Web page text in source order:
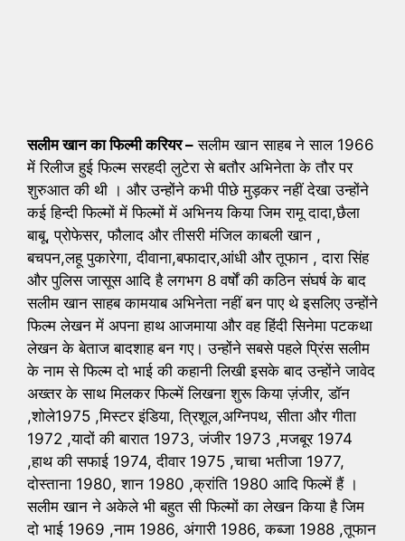
सलीम खान का फिल्मी करियर – सलीम खान साहब ने साल 1966
में रिलीज हुई फिल्म सरहदी लुटेरा से बतौर अभिनेता के तौर पर
शुरुआत की थी । और उन्होंने कभी पीछे मुड़कर नहीं देखा उन्होंने
कई हिन्दी फिल्मों में फिल्मों में अभिनय किया जिम रामू दादा,छैला
बाबू, प्रोफेसर, फौलाद और तीसरी मंजिल काबली खान ,
बचपन,लहू पुकारेगा, दीवाना,बफादार,आंधी और तूफान , दारा सिंह
और पुलिस जासूस आदि है लगभग 8 वर्षों की कठिन संघर्ष के बाद
सलीम खान साहब कामयाब अभिनेता नहीं बन पाए थे इसलिए उन्होंने
फिल्म लेखन में अपना हाथ आजमाया और वह हिंदी सिनेमा पटकथा
लेखन के बेताज बादशाह बन गए। उन्होंने सबसे पहले प्रिंस सलीम
के नाम से फिल्म दो भाई की कहानी लिखी इसके बाद उन्होंने जावेद
अख्तर के साथ मिलकर फिल्में लिखना शुरू किया ज़ंजीर, डॉन
,शोले1975 ,मिस्टर इंडिया, त्रिशूल,अग्निपथ, सीता और गीता
1972 ,यादों की बारात 1973, जंजीर 1973 ,मजबूर 1974
,हाथ की सफाई 1974, दीवार 1975 ,चाचा भतीजा 1977,
दोस्ताना 1980, शान 1980 ,क्रांति 1980 आदि फिल्में हैं ।
सलीम खान ने अकेले भी बहुत सी फिल्मों का लेखन किया है जिम
दो भाई 1969 ,नाम 1986, अंगारी 1986, कब्जा 1988 ,तूफान